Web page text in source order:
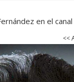
en el canal
<<